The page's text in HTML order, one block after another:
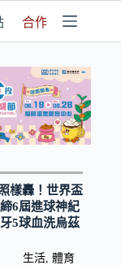
合作媒體
樣轟！世界盃
6屆進球神紀
5球血洗烏茲
生活 ,體育